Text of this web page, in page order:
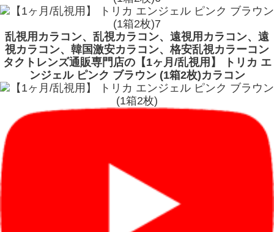
乱視用カラコン、乱視カラコン、遠視用カラコン、遠
視カラコン、韓国激安カラコン、格安乱視カラーコン
タクトレンズ通販専門店の【1ヶ月/乱視用】 トリカ エ
ンジェル ピンク ブラウン (1箱2枚)カラコン